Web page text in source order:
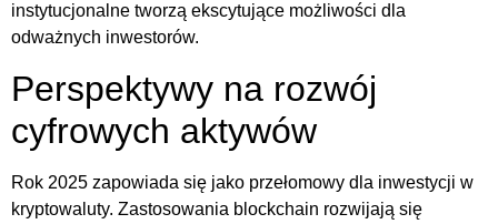
instytucjonalne tworzą ekscytujące możliwości dla
odważnych inwestorów.
Perspektywy na rozwój
cyfrowych aktywów
Rok 2025 zapowiada się jako przełomowy dla inwestycji w
kryptowaluty. Zastosowania blockchain rozwijają się